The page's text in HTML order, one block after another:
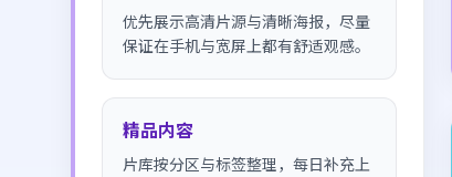
优先展示高清片源与清晰海报，尽量
保证在手机与宽屏上都有舒适观感。
精品内容
片库按分区与标签整理，每日补充上